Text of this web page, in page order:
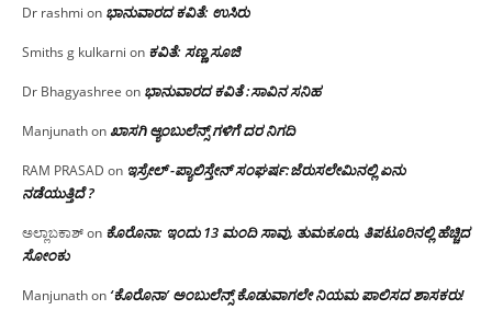
Dr rashmi on ಭಾನುವಾರದ ಕವಿತೆ: ಉಸಿರು
Smiths g kulkarni on ಕವಿತೆ: ಸಣ್ಣ ಸೂಜಿ
Dr Bhagyashree on ಭಾನುವಾರದ ಕವಿತೆ :ಸಾವಿನ ಸನಿಹ
Manjunathonಖಾಸಗಿ ಆ್ಯಂಬುಲೆನ್ಸ್ ಗಳಿಗೆ ದರ ನಿಗದಿ
RAM PRASAD on ಇಸ್ರೇಲ್ -ಪ್ಯಾಲಿಸ್ತೇನ್ ಸಂಘರ್ಷ:ಜೆರುಸಲೇಮಿನಲ್ಲಿ ಏನು
ನಡೆಯುತ್ತಿದೆ ?
ಅಲ್ಲಾಬಕಾಶ್on ಕೊರೊನಾ: ಇಂದು 13 ಮಂದಿ ಸಾವು, ತುಮಕೂರು, ತಿಪಟೂರಿನಲ್ಲಿ ಹೆಚ್ಚಿದ
ಸೋಂಕು
Manjunathon ‘ಕೊರೊನಾ’ ಅಂಬುಲೆನ್ಸ್ ಕೊಡುವಾಗಲೇ ನಿಯಮ ಪಾಲಿಸದ ಶಾಸಕರು!